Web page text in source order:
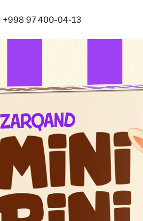
+998 97 400-04-13